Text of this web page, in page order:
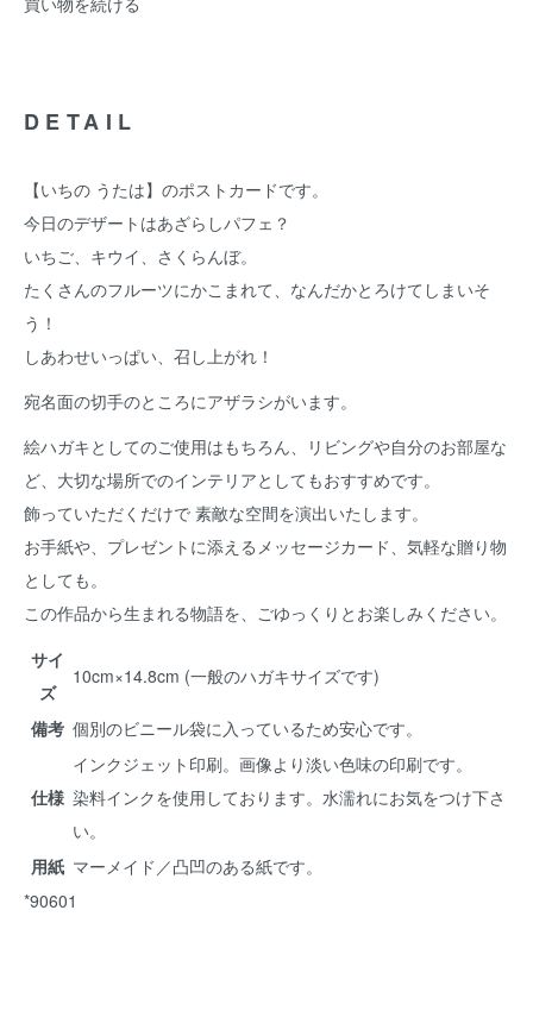
DETAIL
【いちの うたは】のポストカードです。
今日のデザートはあざらしパフェ？
いちご、キウイ、さくらんぼ。
たくさんのフルーツにかこまれて、なんだかとろけてしまいそ
う！
しあわせいっぱい、召し上がれ！
宛名面の切手のところにアザラシがいます。
絵ハガキとしてのご使用はもちろん、リビングや自分のお部屋な
ど、大切な場所でのインテリアとしてもおすすめです。
飾っていただくだけで 素敵な空間を演出いたします。
お手紙や、プレゼントに添えるメッセージカード、気軽な贈り物
としても。
この作品から生まれる物語を、ごゆっくりとお楽しみください。
サイ
ズ
10cm×14.8cm (一般のハガキサイズです)
備考 個別のビニール袋に入っているため安心です。
仕様
インクジェット印刷。画像より淡い色味の印刷です。
染料インクを使用しております。水濡れにお気をつけ下さ
い。
用紙 マーメイド／凸凹のある紙です。
*90601